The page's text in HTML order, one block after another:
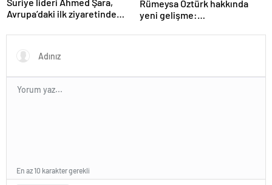
Avrupa’daki ilk ziyaretinde
Rümeysa Öztürk hakkında
yeni gelişme:
geciktirilmemesini istedi
En az 10 karakter gerekli